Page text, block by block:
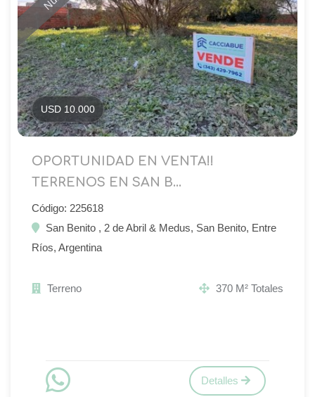
USD 10.000
OPORTUNIDAD EN VENTA!!
TERRENOS EN SAN B...
Código: 225618
San Benito , 2 de Abril & Medus, San Benito, Entre
Ríos, Argentina
Terreno 370 M² Totales
Detalles